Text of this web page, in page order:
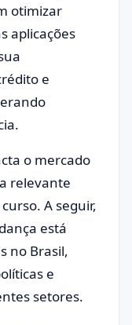
otimizar
aplicações
e
o mercado
relevante
A seguir,
está
no Brasil,
e
setores.